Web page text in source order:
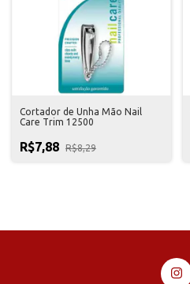
Cortador de Unha Mão Nail
Care Trim 12500
R$7,88 R$8,29